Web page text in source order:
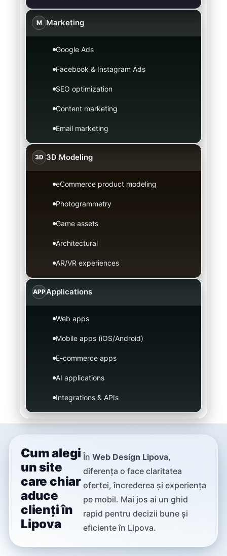
M Marketing
Google Ads
Facebook & Instagram Ads
SEO optimization
Content marketing
Email marketing
3D 3D Modeling
eCommerce product modeling
Photogrammetry
Game assets
Architectural
AR/VR experiences
APPApplications
Web apps
Mobile apps (iOS/Android)
E-commerce apps
AI applications
Integrations & APIs
Cum alegi
un site
care chiar
aduce
clienți în
Lipova
În Web Design Lipova,
diferența o face claritatea
ofertei, încrederea și experiența
pe mobil. Mai jos ai un ghid
rapid pentru decizii bune și
eficiente în Lipova.